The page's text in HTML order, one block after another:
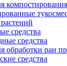
компостирования
средства
средства
обработки ран
средства